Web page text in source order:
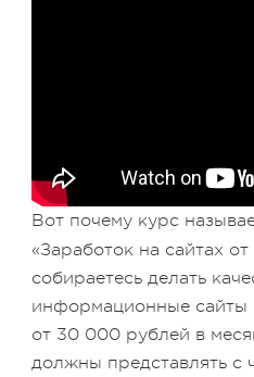
Вот почему курс
«Заработок на сайтах от
собираетесь делать
информационные сайты
от 30 000 рублей в
должны представлять с